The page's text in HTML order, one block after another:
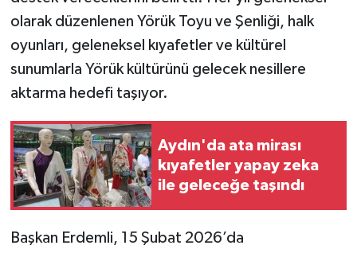
olarak düzenlenen Yörük Toyu ve Şenliği, halk
oyunları, geleneksel kıyafetler ve kültürel
sunumlarla Yörük kültürünü gelecek nesillere
aktarma hedefi taşıyor.
Aydın'da ata mirası
kıyafetler yapay zeka
ile geleceğe taşındı
Başkan Erdemli, 15 Şubat 2026’da